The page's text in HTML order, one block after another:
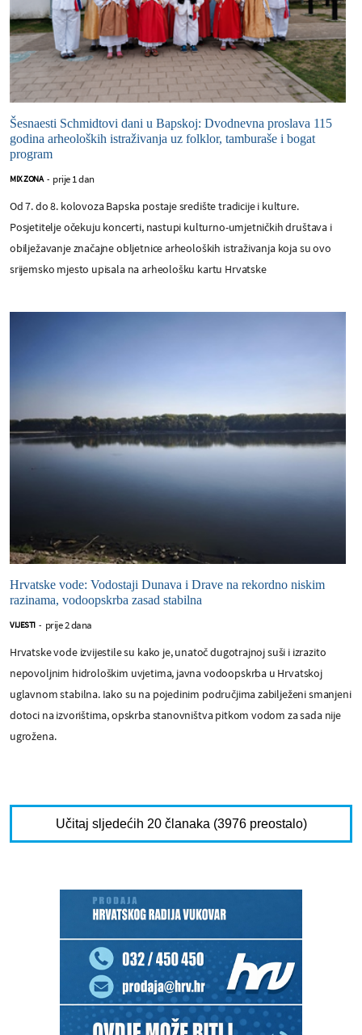
Šesnaesti Schmidtovi dani u Bapskoj: Dvodnevna proslava 115
godina arheoloških istraživanja uz folklor, tamburaše i bogat
program
MIX ZONA - prije 1 dan
Od 7. do 8. kolovoza Bapska postaje središte tradicije i kulture.
Posjetitelje očekuju koncerti, nastupi kulturno-umjetničkih društava i
obilježavanje značajne obljetnice arheoloških istraživanja koja su ovo
srijemsko mjesto upisala na arheološku kartu Hrvatske
Hrvatske vode: Vodostaji Dunava i Drave na rekordno niskim
razinama, vodoopskrba zasad stabilna
VIJESTI - prije 2 dana
Hrvatske vode izvijestile su kako je, unatoč dugotrajnoj suši i izrazito
nepovoljnim hidrološkim uvjetima, javna vodoopskrba u Hrvatskoj
uglavnom stabilna. Iako su na pojedinim područjima zabilježeni smanjeni
dotoci na izvorištima, opskrba stanovništva pitkom vodom za sada nije
ugrožena.
Učitaj sljedećih 20 članaka (3976 preostalo)